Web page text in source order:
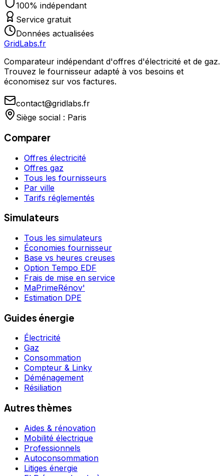
100% indépendant
Service gratuit
Données actualisées
GridLabs.fr
Comparateur indépendant d'offres d'électricité et de gaz.
Trouvez le fournisseur adapté à vos besoins et
économisez sur vos factures.
contact@gridlabs.fr
Siège social : Paris
Comparer
Offres électricité
Offres gaz
Tous les fournisseurs
Par ville
Tarifs réglementés
Simulateurs
Tous les simulateurs
Économies fournisseur
Base vs heures creuses
Option Tempo EDF
Frais de mise en service
MaPrimeRénov'
Estimation DPE
Guides énergie
Électricité
Gaz
Consommation
Compteur & Linky
Déménagement
Résiliation
Autres thèmes
Aides & rénovation
Mobilité électrique
Professionnels
Autoconsommation
Litiges énergie